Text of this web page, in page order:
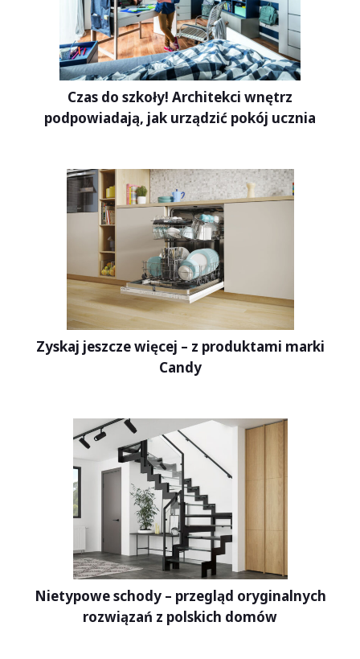
Czas do szkoły! Architekci wnętrz
podpowiadają, jak urządzić pokój ucznia
Zyskaj jeszcze więcej – z produktami marki
Candy
Nietypowe schody – przegląd oryginalnych
rozwiązań z polskich domów